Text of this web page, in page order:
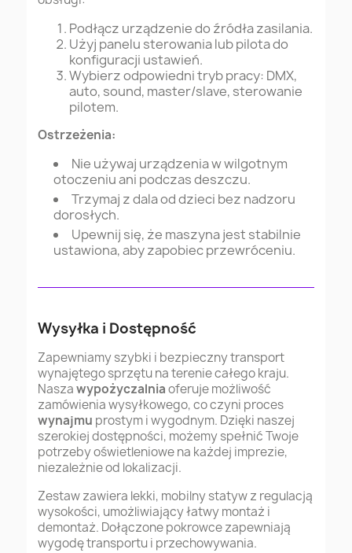
Podłącz urządzenie do źródła zasilania.
Użyj panelu sterowania lub pilota do
konfiguracji ustawień.
Wybierz odpowiedni tryb pracy: DMX,
auto, sound, master/slave, sterowanie
pilotem.
Ostrzeżenia:
Nie używaj urządzenia w wilgotnym
otoczeniu ani podczas deszczu.
Trzymaj z dala od dzieci bez nadzoru
dorosłych.
Upewnij się, że maszyna jest stabilnie
ustawiona, aby zapobiec przewróceniu.
Wysyłka i Dostępność
Zapewniamy szybki i bezpieczny transport
wynajętego sprzętu na terenie całego kraju.
Naszawypożyczalniaoferuje możliwość
zamówienia wysyłkowego, co czyni proces
wynajmu prostym i wygodnym. Dzięki naszej
szerokiej dostępności, możemy spełnić Twoje
potrzeby oświetleniowe na każdej imprezie,
niezależnie od lokalizacji.
Zestaw zawiera lekki, mobilny statyw z regulacją
wysokości, umożliwiający łatwy montaż i
demontaż. Dołączone pokrowce zapewniają
wygodę transportu i przechowywania.